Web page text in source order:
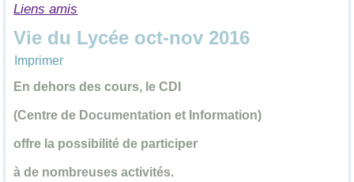
Liens amis
Vie du Lycée oct-nov 2016
Imprimer
En dehors des cours, le CDI
(Centre de Documentation et Information)
offre la possibilité de participer
à de nombreuses activités.